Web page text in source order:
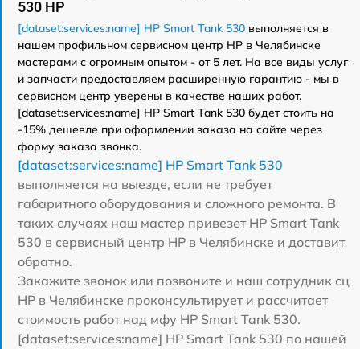
530 HP
[dataset:services:name] HP Smart Tank 530 выполняется в
нашем профильном сервисном центр HP в Челябинске
мастерами с огромным опытом - от 5 лет. На все виды услуг
и запчасти предоставляем расширенную гарантию - мы в
сервисном центр уверены в качестве наших работ.
[dataset:services:name] HP Smart Tank 530 будет стоить на
-15% дешевле при оформлении заказа на сайте через
форму заказа звонка.
[dataset:services:name] HP Smart Tank 530
выполняется на выезде, если не требует
габаритного оборудования и сложного ремонта. В
таких случаях наш мастер привезет HP Smart Tank
530 в сервисный центр HP в Челябинске и доставит
обратно.
Закажите звонок или позвоните и наш сотрудник сц
HP в Челябинске проконсультирует и рассчитает
стоимость работ над мфу HP Smart Tank 530.
[dataset:services:name] HP Smart Tank 530 по нашей